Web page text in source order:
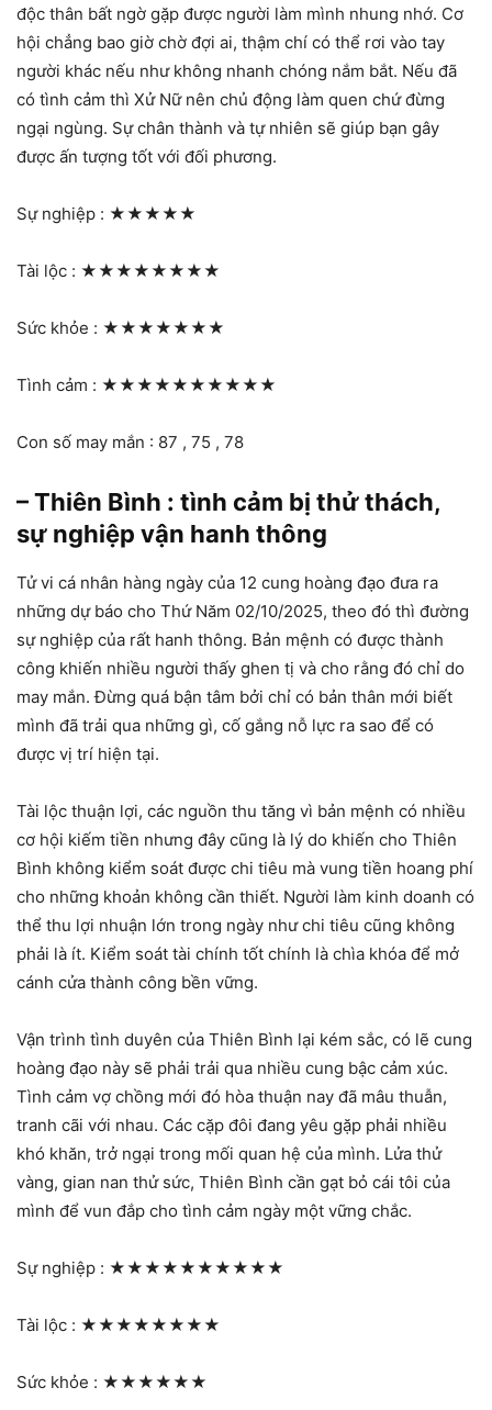
độc thân bất ngờ gặp được người làm mình nhung nhớ. Cơ
hội chẳng bao giờ chờ đợi ai, thậm chí có thể rơi vào tay
người khác nếu như không nhanh chóng nắm bắt. Nếu đã
có tình cảm thì Xử Nữ nên chủ động làm quen chứ đừng
ngại ngùng. Sự chân thành và tự nhiên sẽ giúp bạn gây
được ấn tượng tốt với đối phương.
Sự nghiệp : ★★★★★
Tài lộc : ★★★★★★★★
Sức khỏe : ★★★★★★★
Tình cảm : ★★★★★★★★★★
Con số may mắn : 87 , 75 , 78
– Thiên Bình : tình cảm bị thử thách,
sự nghiệp vận hanh thông
Tử vi cá nhân hàng ngày của 12 cung hoàng đạo đưa ra
những dự báo cho Thứ Năm 02/10/2025, theo đó thì đường
sự nghiệp của rất hanh thông. Bản mệnh có được thành
công khiến nhiều người thấy ghen tị và cho rằng đó chỉ do
may mắn. Đừng quá bận tâm bởi chỉ có bản thân mới biết
mình đã trải qua những gì, cố gắng nỗ lực ra sao để có
được vị trí hiện tại.
Tài lộc thuận lợi, các nguồn thu tăng vì bản mệnh có nhiều
cơ hội kiếm tiền nhưng đây cũng là lý do khiến cho Thiên
Bình không kiểm soát được chi tiêu mà vung tiền hoang phí
cho những khoản không cần thiết. Người làm kinh doanh có
thể thu lợi nhuận lớn trong ngày như chi tiêu cũng không
phải là ít. Kiểm soát tài chính tốt chính là chìa khóa để mở
cánh cửa thành công bền vững.
Vận trình tình duyên của Thiên Bình lại kém sắc, có lẽ cung
hoàng đạo này sẽ phải trải qua nhiều cung bậc cảm xúc.
Tình cảm vợ chồng mới đó hòa thuận nay đã mâu thuẫn,
tranh cãi với nhau. Các cặp đôi đang yêu gặp phải nhiều
khó khăn, trở ngại trong mối quan hệ của mình. Lửa thử
vàng, gian nan thử sức, Thiên Bình cần gạt bỏ cái tôi của
mình để vun đắp cho tình cảm ngày một vững chắc.
Sự nghiệp : ★★★★★★★★★★
Tài lộc : ★★★★★★★★
Sức khỏe : ★★★★★★